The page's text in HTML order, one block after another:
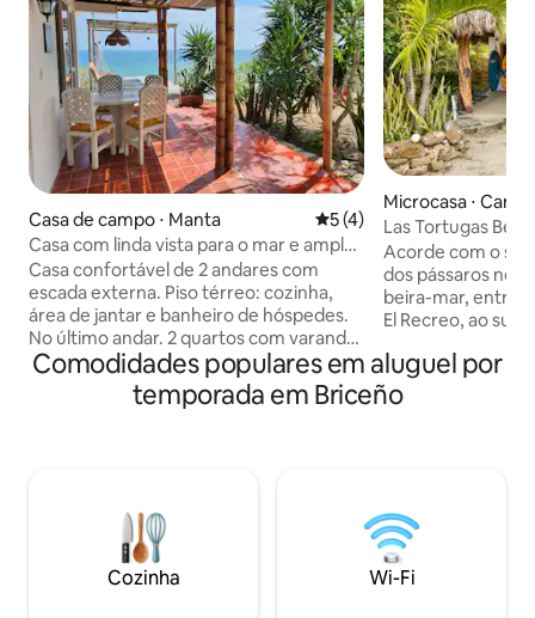
Casa de campo ⋅ Manta 5 de uma avaliação média
5 (4)
Casa com linda vista para o mar e amplo
jardim
Casa confortável de 2 andares com
escada externa. Piso térreo: cozinha,
área de jantar e banheiro de hóspedes.
No último andar. 2 quartos com varanda
e uma bela vista para o mar, além de um
estacionamento. Acesso privativo à
seu próprio carro. Há lojas na aldeia. ////
Animais de estimação são permitidos
por um custo extra. US$ 5 para animais
de estimação pequenos e US$ 7 para
Microcasa ⋅ Canoa
Las Tortugas
Acorde com o
dos pássaros
beira-mar, entre
El Recreo, ao sul
situadas em
tropicais. A casita
cama queen size
menos de 10
surfe, Wi-Fi,
de praia e um
incluídos.
Comodidades populares em aluguel por
temporada em Briceño
Cozinha Wi-Fi